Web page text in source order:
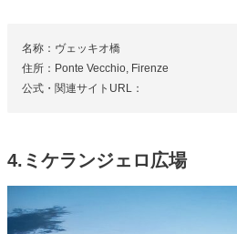
名称：ヴェッキオ橋
住所：Ponte Vecchio, Firenze
公式・関連サイトURL：
4.ミケランジェロ広場